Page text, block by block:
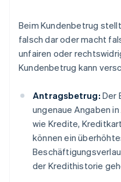
Beim Kundenbetrug
falsch dar oder macht
unfairen oder
Kundenbetrug kann
Antragsbetrug: Der
ungenaue Angaben
wie Kredite,
können ein
der Kredithistorie